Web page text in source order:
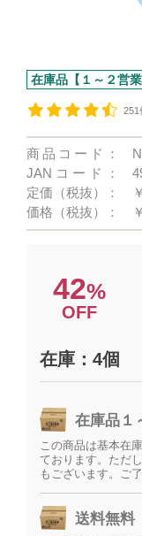
在庫品【１～２営
251
商品コード：
JANコード：
定価（税抜）：
価格（税抜）：
42%
OFF
在庫：4個
在庫品１
この商品は基本在
ております。ただ
もございます。ご
送料無料